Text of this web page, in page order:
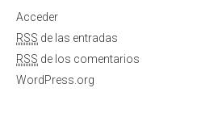
Acceder
RSS de las entradas
RSS de los comentarios
WordPress.org